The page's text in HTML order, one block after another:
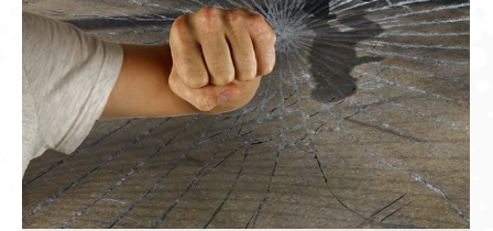
GIOVEDÌ GASTRONOMICI
COMUNICATI E NEWS
CONTATTI